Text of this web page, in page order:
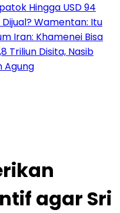
Hingga USD 94
Wamentan: Itu
Iran: Khamenei Bisa
Triliun Disita, Nasib
Agung
agar Sri